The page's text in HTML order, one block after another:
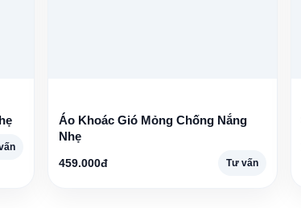
Áo Khoác Gió Mỏng Chống Nắng
Nhẹ
459.000đ Tư vấn